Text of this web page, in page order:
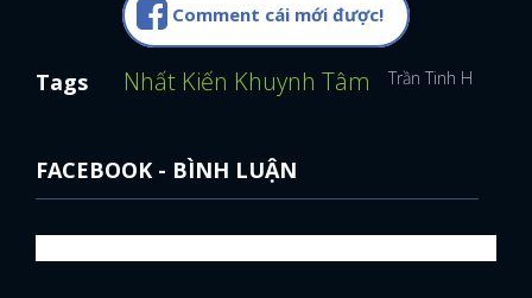
x
ĐĂNG NHẬP
Comment cái mới được!
Tags Nhất Kiến Khuynh Tâm Trần Tinh Húc
FACEBOOK - BÌNH LUẬN